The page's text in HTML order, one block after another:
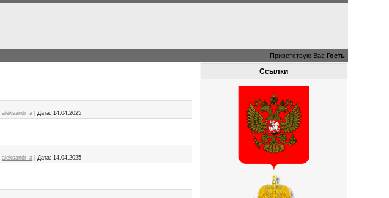
Приветствую Вас Гость
aleksandr_a Дата: 14.04.2025
aleksandr_a Дата: 14.04.2025
Ссылки